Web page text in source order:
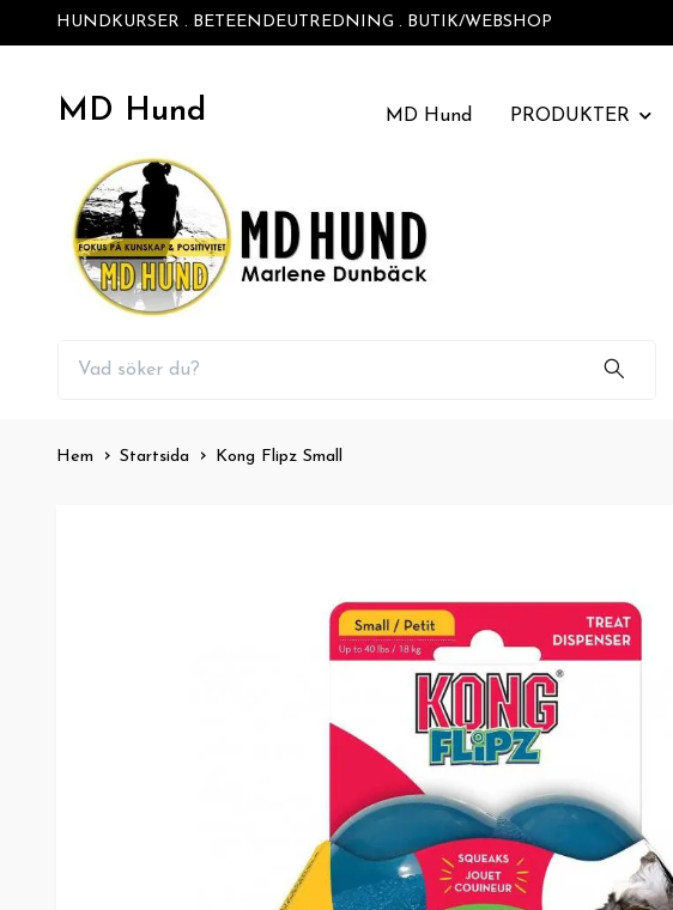
HUNDKURSER . BETEENDEUTREDNING . BUTIK/WEBSHOP
MD Hund MD Hund PRODUKTER
Hem Startsida Kong Flipz Small